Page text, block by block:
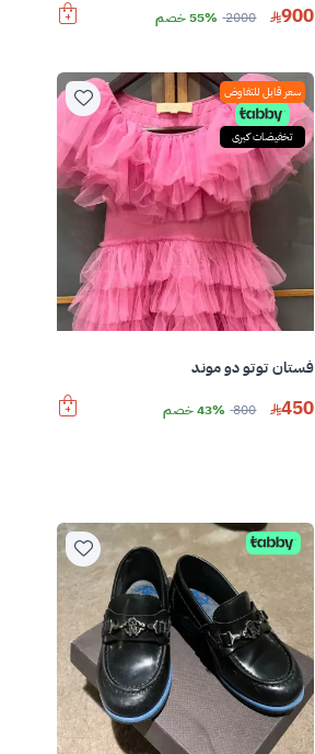
900
2000 55% خصم
سعر قابل للتفاوض
تخفيضات كبرى
فستان توتو دو موند
450
800 43% خصم